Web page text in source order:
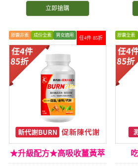
立即搶購
任4件 85折
膠囊非素 成份全素 男女適用
★升級配方★高吸收薑黃萃
膠囊全素